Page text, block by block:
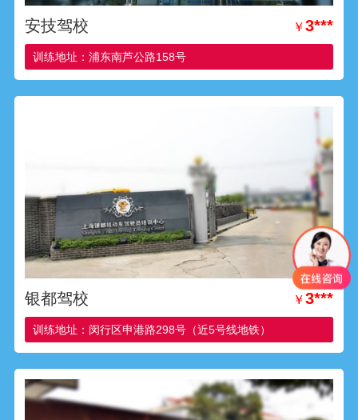
安技驾校 ￥3***
训练地址：浦东南芦公路158号
银都驾校 ￥3***
训练地址：闵行区申港路298号（近5号线地铁）